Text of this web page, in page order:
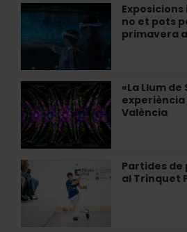
MuVIM
no et pots
primavera
Exposicions
immersives
que
et
pots
perdre
esta
primavera
a
«La Llum
València
Llum
de
Sant
Nicolau»:
una
experiència
immersiva
a
Partides
al Trinquet
Partides
de
pilota
valenciana